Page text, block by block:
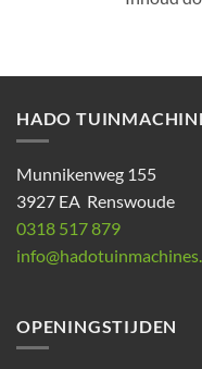
HADO
Munnikenweg 155
3927 EA Renswoude
0318 517 879
OPENINGSTIJDEN